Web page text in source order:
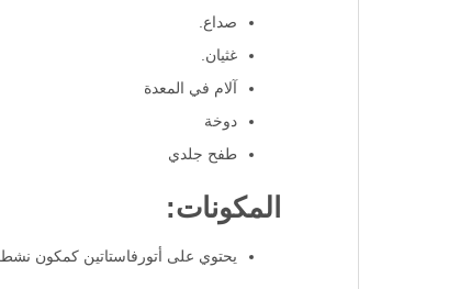
صداع.
غثيان.
آلام في المعدة
دوخة
طفح جلدي
المكونات:
يحتوي على أتورفاستاتين كمكون